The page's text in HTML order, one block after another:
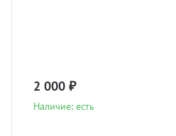
2 000 ₽
Наличие: есть